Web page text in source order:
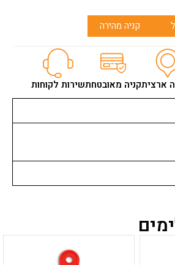
קניה מהירה
ארציתקניה מאובטחתשירות לקוחות
זה